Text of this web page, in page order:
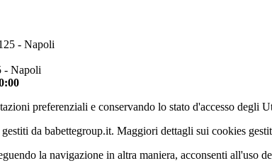
- Napoli
- Napoli
preferenziali e conservando lo stato d'accesso degli
da babettegroup.it. Maggiori dettagli sui cookies
la navigazione in altra maniera, acconsenti all'uso